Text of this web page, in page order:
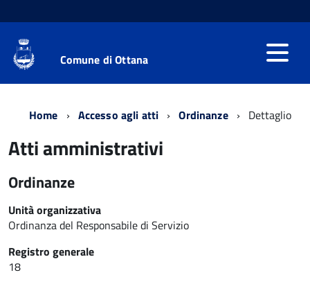
Comune di Ottana
Home Accesso agli atti Ordinanze Dettaglio
Atti amministrativi
Ordinanze
Unità organizzativa
Ordinanza del Responsabile di Servizio
Registro generale
18